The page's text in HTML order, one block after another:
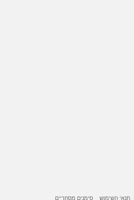
תנאי השימוש סימנים מסחריים